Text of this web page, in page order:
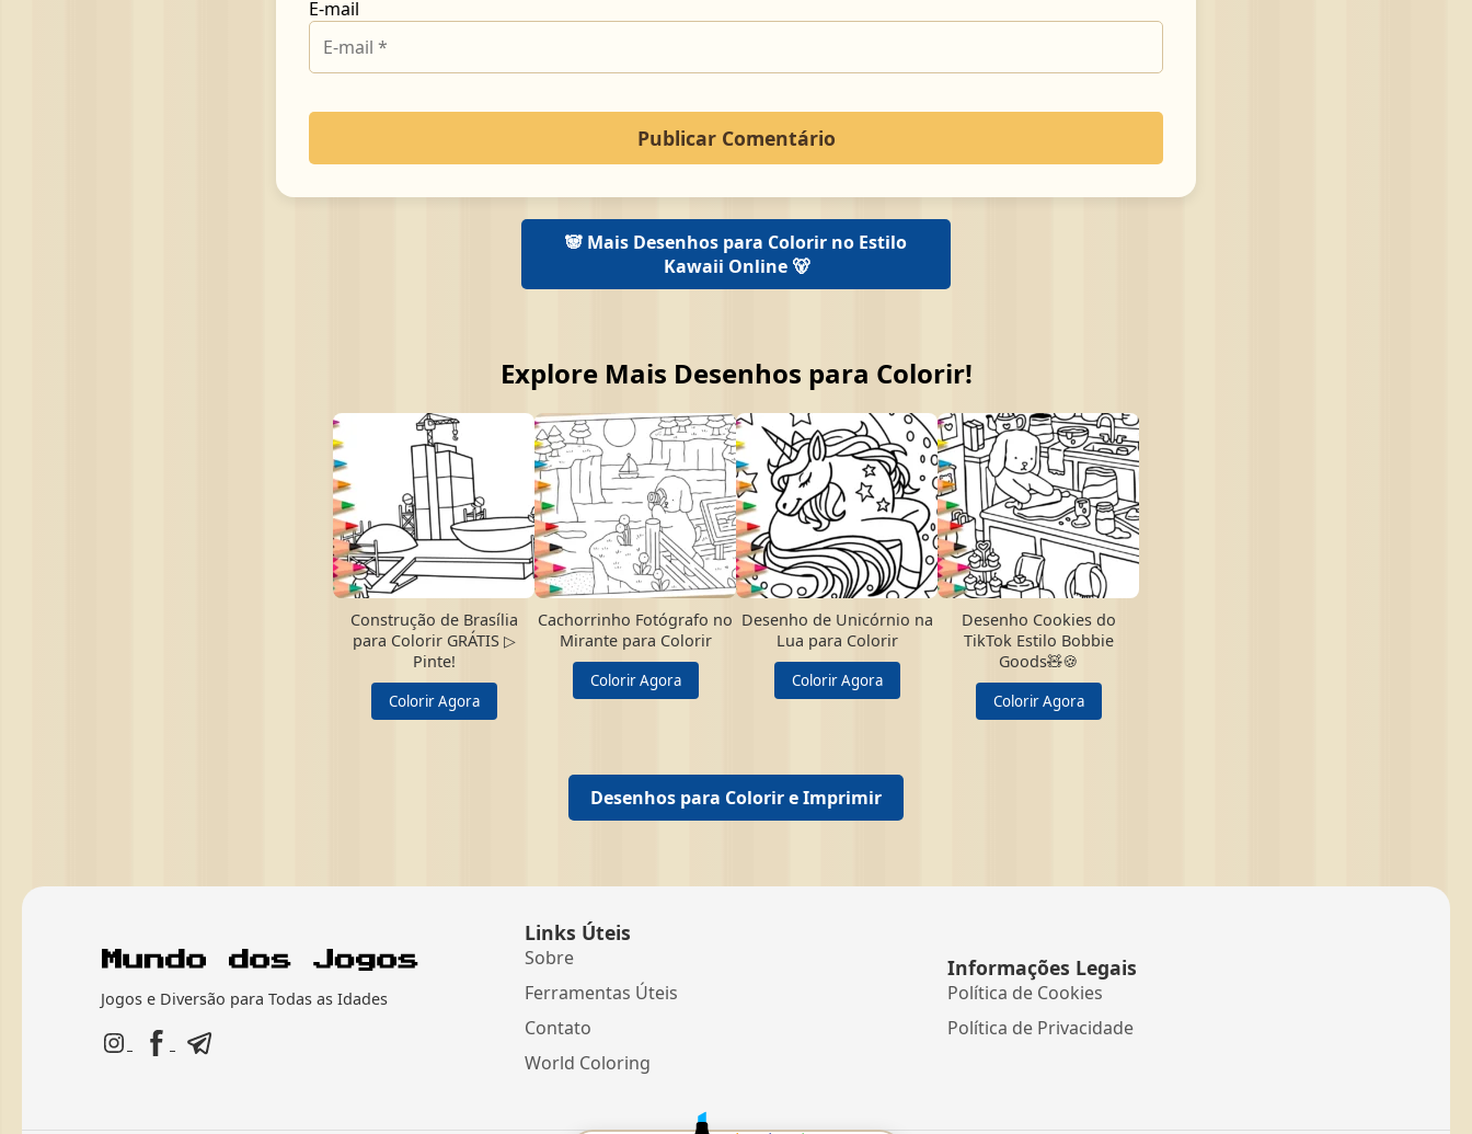
E-mail
🐼 Mais Desenhos para Colorir no Estilo
Kawaii Online 🐻
Explore Mais Desenhos para Colorir!
Construção de Brasília
para Colorir GRÁTIS ▷
Pinte!
Colorir Agora
Cachorrinho Fotógrafo no
Mirante para Colorir
Colorir Agora
Desenho de Unicórnio na
Lua para Colorir
Colorir Agora
Desenho Cookies do
TikTok Estilo Bobbie
Goods🧸🍪
Colorir Agora
Desenhos para Colorir e Imprimir
Jogos e Diversão para Todas as Idades
Links Úteis
Sobre
Ferramentas Úteis
Contato
World Coloring
Informações Legais
Política de Cookies
Política de Privacidade